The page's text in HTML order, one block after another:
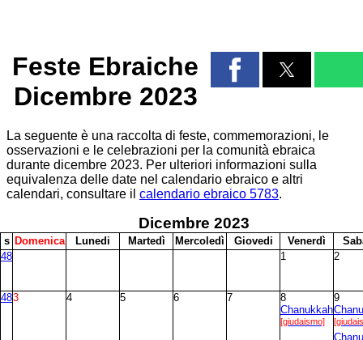
Feste Ebraiche
Dicembre 2023
La seguente è una raccolta di feste, commemorazioni, le
osservazioni e le celebrazioni per la comunità ebraica
durante dicembre 2023. Per ulteriori informazioni sulla
equivalenza delle date nel calendario ebraico e altri
calendari, consultare il calendario ebraico 5783.
Dicembre 2023
s Domenica Lunedi Martedì Mercoledì Giovedi Venerdì S
48
1 2
483 4 5 6 7
8
Chanukkah
[giudaismo]
9